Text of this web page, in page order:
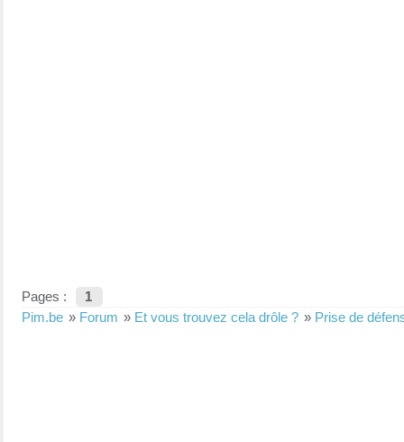
Pages :
1
Pim.be » Forum » Et vous trouvez cela drôle ? » Prise de